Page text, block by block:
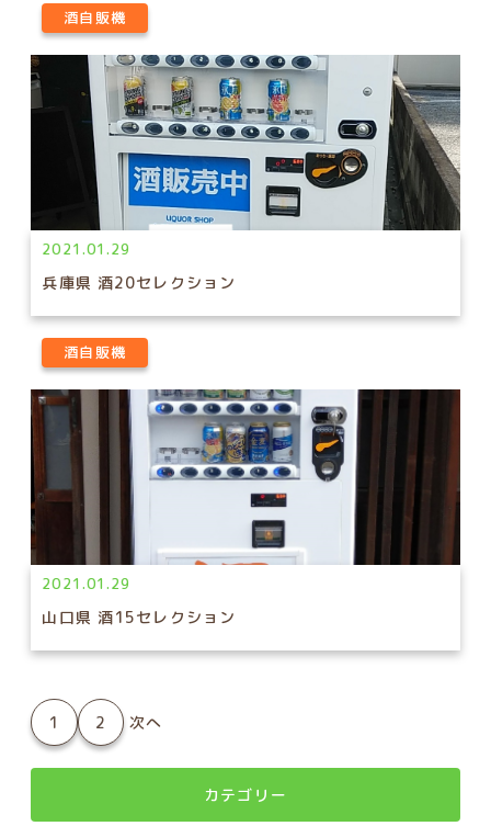
酒自販機
2021.01.29
兵庫県 酒20セレクション
酒自販機
2021.01.29
山口県 酒15セレクション
1 2 次へ
カテゴリー